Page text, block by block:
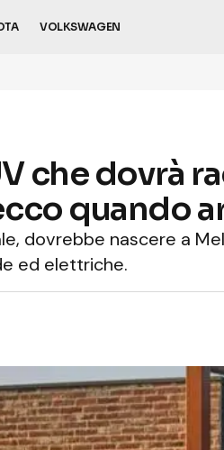
VOLKSWAGEN
che dovrà
quando
dovrebbe nascere a
ed elettriche.